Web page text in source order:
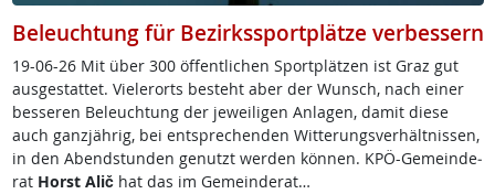
Beleuchtung für Bezirkssportplätze verbessern
19-06-26 Mit über 300 öf­f­ent­li­chen Sport­plät­zen ist Graz gut
aus­ge­stat­tet. Vie­ler­orts be­steht aber der Wunsch, nach ei­ner
bes­se­ren Be­leuch­tung der je­wei­li­gen An­la­gen, da­mit die­se
auch ganz­jäh­rig, bei ent­sp­re­chen­den Wit­te­rungs­ver­hält­nis­sen,
in den Abend­stun­den ge­nutzt wer­den kön­nen. KPÖ-Ge­mein­de­
rat Horst Alič hat das im Ge­mein­de­rat…